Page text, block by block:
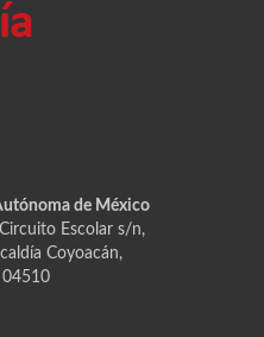
de México
Escolar s/n,
Coyoacán,
04510